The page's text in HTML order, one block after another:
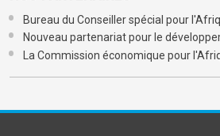
Bureau du Conseiller spécial pour
Nouveau partenariat pour le
La Commission économique pour